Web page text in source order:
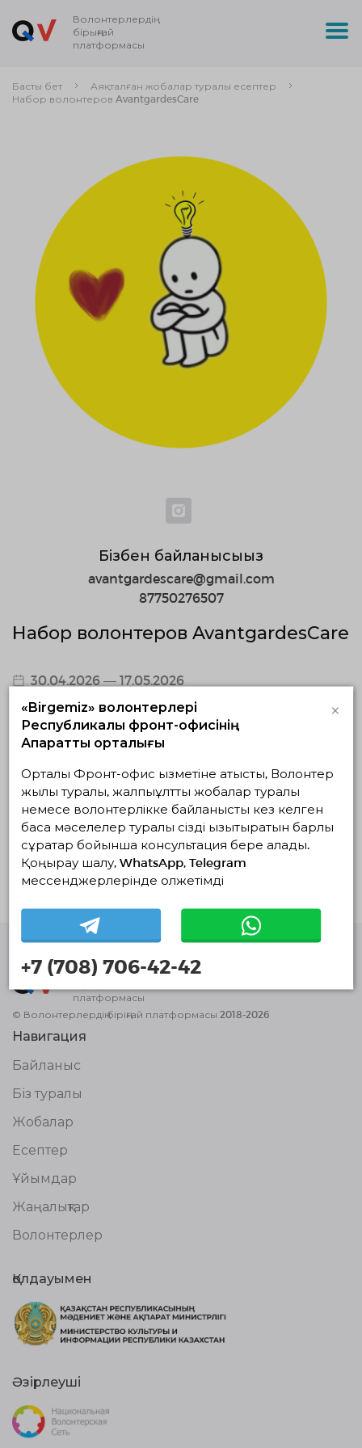
Волонтерлердің
бірыңғай
платформасы
Басты бет
Аяқталған жобалар туралы есептер
Набор волонтеров AvantgardesCare
Бізбен байланысыңыз
avantgardescare@gmail.com
87750276507
Набор волонтеров AvantgardesCare
30.04.2026 — 17.05.2026
с 10:14 по 10:17
Астана, Астана
0 жауап қайтарған волонтерлар
Жоба туралы
Ищем людей в нашу организацию
«AvantgardesCare»
Волонтерлердің
платформасы
© Волонтерлердің біріңғай платформасы 2018-2026
Навигация
Байланыс
Біз туралы
Жобалар
Есептер
Ұйымдар
Жаңалықтар
Волонтерлер
Қолдауымен
Әзірлеуші
«Birgemiz» волонтерлері
Республикалық фронт-офисінің
Ақпараттық орталығы
×
Орталық Фронт-офис қызметіне қатысты, Волонтер
жылы туралы, жалпыұлттық жобалар туралы
немесе волонтерлікке байланысты кез келген
басқа мәселелер туралы сізді қызықтыратын барлық
сұрақтар бойынша консультация бере алады.
Қоңырау шалу, WhatsApp, Telegram
мессенджерлерінде қолжетімді
+7 (708) 706-42-42